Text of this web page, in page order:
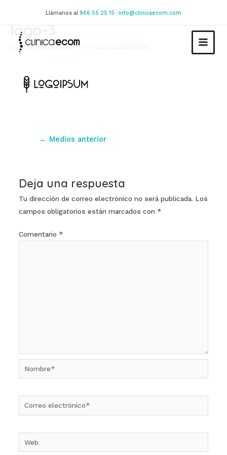
contenido
Llámanos al966 55 25 15 · info@clinicaecom.com
MAIN
logo-3
Deja un comentario / Por CarlosZambrana
Navegación
← Medios anterior
Deja una respuesta
Tu dirección de correo electrónico no será publicada. Los
campos obligatorios están marcados con *
Comentario *
Nombre*
electrónico*